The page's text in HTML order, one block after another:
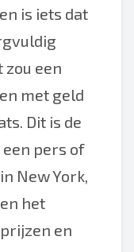
is iets dat
zou een
met geld
Dit is de
pers of
New York,
het
en